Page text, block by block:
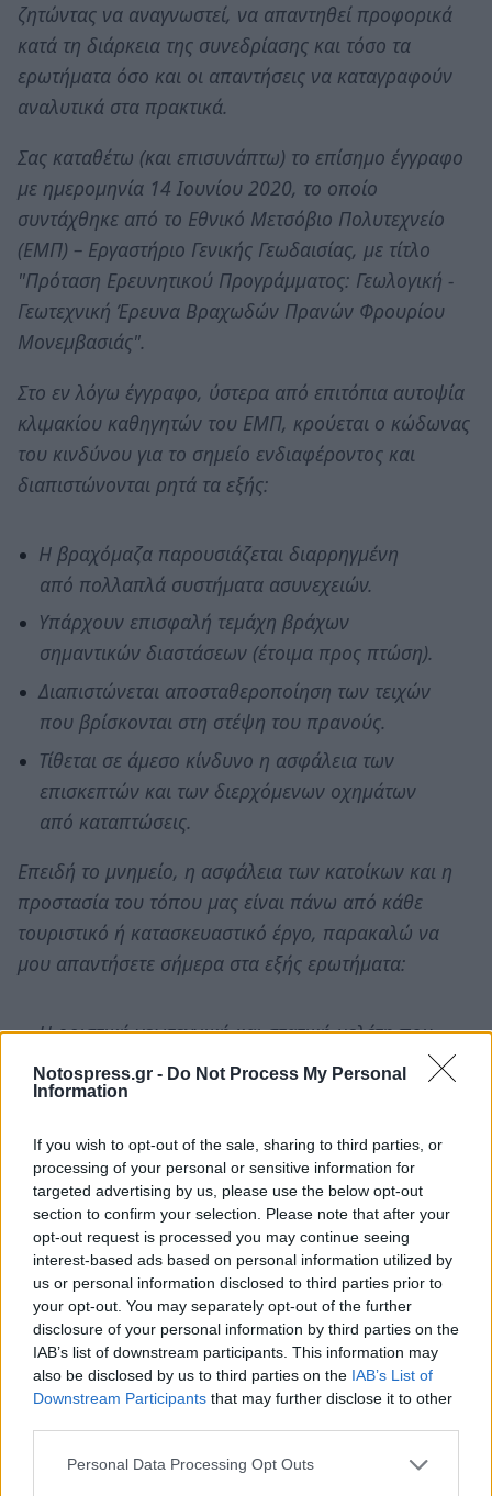
Notospress.gr - Do Not Process My Personal
Information
If you wish to opt-out of the sale, sharing to third parties, or
processing of your personal or sensitive information for
targeted advertising by us, please use the below opt-out
section to confirm your selection. Please note that after your
opt-out request is processed you may continue seeing
interest-based ads based on personal information utilized by
us or personal information disclosed to third parties prior to
your opt-out. You may separately opt-out of the further
disclosure of your personal information by third parties on the
IAB’s list of downstream participants. This information may
also be disclosed by us to third parties on the IAB’s List of
Downstream Participants that may further disclose it to other
Personal Data Processing Opt Outs
ζητώντας να αναγνωστεί, να απαντηθεί προφορικά
κατά τη διάρκεια της συνεδρίασης και τόσο τα
ερωτήματα όσο και οι απαντήσεις να καταγραφούν
αναλυτικά στα πρακτικά.
Σας καταθέτω (και επισυνάπτω) το επίσημο έγγραφο
με ημερομηνία 14 Ιουνίου 2020, το οποίο
συντάχθηκε από το Εθνικό Μετσόβιο Πολυτεχνείο
(ΕΜΠ) – Εργαστήριο Γενικής Γεωδαισίας, με τίτλο
"Πρόταση Ερευνητικού Προγράμματος: Γεωλογική -
Γεωτεχνική Έρευνα Βραχωδών Πρανών Φρουρίου
Μονεμβασιάς".
Στο εν λόγω έγγραφο, ύστερα από επιτόπια αυτοψία
κλιμακίου καθηγητών του ΕΜΠ, κρούεται ο κώδωνας
του κινδύνου για το σημείο ενδιαφέροντος και
διαπιστώνονται ρητά τα εξής:
Η βραχόμαζα παρουσιάζεται διαρρηγμένη
από πολλαπλά συστήματα ασυνεχειών.
Υπάρχουν επισφαλή τεμάχη βράχων
σημαντικών διαστάσεων (έτοιμα προς πτώση).
Διαπιστώνεται αποσταθεροποίηση των τειχών
που βρίσκονται στη στέψη του πρανούς.
Τίθεται σε άμεσο κίνδυνο η ασφάλεια των
επισκεπτών και των διερχόμενων οχημάτων
από καταπτώσεις.
Επειδή το μνημείο, η ασφάλεια των κατοίκων και η
προστασία του τόπου μας είναι πάνω από κάθε
τουριστικό ή κατασκευαστικό έργο, παρακαλώ να
μου απαντήσετε σήμερα στα εξής ερωτήματα:
Η οριστική γεωτεχνική και στατική μελέτη που
εγκρίθηκε για να τρυπηθεί ο βράχος και να
εγκατασταθεί το τελεφερίκ, έλαβε ρητά υπόψη
ΕΜΠ; Έγινε τελικά η σε βάθος γεωλογική
έρευνα που πρότεινε το Πολυτεχνείο το 2020,
πριν ξεκινήσουν τα σημερινά έργα;
Εφόσον το Πολυτεχνείο μιλάει ήδη για
«επισφαλή τεμάχη» και «αποσταθεροποίηση
τειχών», πώς ακριβώς διασφαλίζεται σήμερα
ότι οι έντονοι κραδασμοί από τα βαρέα
μηχανήματα, τις εκσκαφές και τις αγκυρώσεις
δεν θα προκαλέσουν νέα κατάπτωση βράχων
ή κατάρρευση τμημάτων του κάστρου;
Έχει ενημερωθεί το Τοπικό Συμβούλιο για το